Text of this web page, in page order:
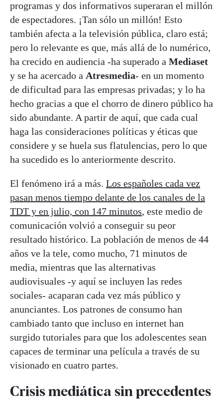
programas y dos informativos superaran el millón
de espectadores. ¡Tan sólo un millón! Esto
también afecta a la televisión pública, claro está;
pero lo relevante es que, más allá de lo numérico,
ha crecido en audiencia -ha superado a Mediaset
y se ha acercado a Atresmedia- en un momento
de dificultad para las empresas privadas; y lo ha
hecho gracias a que el chorro de dinero público ha
sido abundante. A partir de aquí, que cada cual
haga las consideraciones políticas y éticas que
considere y se huela sus flatulencias, pero lo que
ha sucedido es lo anteriormente descrito.
El fenómeno irá a más. Los españoles cada vez
pasan menos tiempo delante de los canales de la
TDT y en julio, con 147 minutos, este medio de
comunicación volvió a conseguir su peor
resultado histórico. La población de menos de 44
años ve la tele, como mucho, 71 minutos de
media, mientras que las alternativas
audiovisuales -y aquí se incluyen las redes
sociales- acaparan cada vez más público y
anunciantes. Los patrones de consumo han
cambiado tanto que incluso en internet han
surgido tutoriales para que los adolescentes sean
capaces de terminar una película a través de su
visionado en cuatro partes.
Crisis mediática sin precedentes